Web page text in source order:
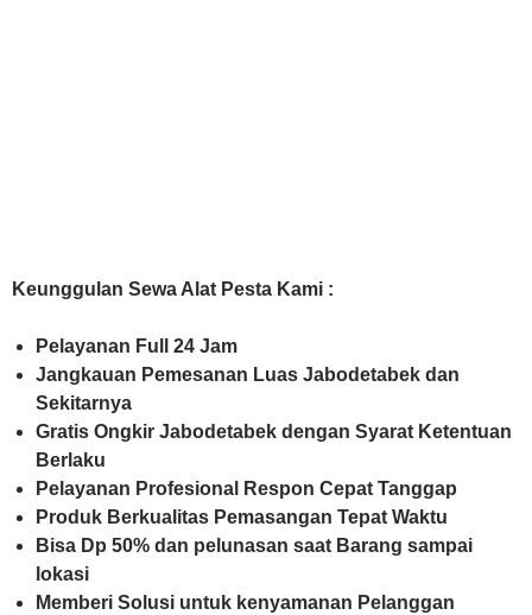
Keunggulan Sewa Alat Pesta Kami :
Pelayanan Full 24 Jam
Jangkauan Pemesanan Luas Jabodetabek dan
Sekitarnya
Gratis Ongkir Jabodetabek dengan Syarat Ketentuan
Berlaku
Pelayanan Profesional Respon Cepat Tanggap
Produk Berkualitas Pemasangan Tepat Waktu
Bisa Dp 50% dan pelunasan saat Barang sampai
lokasi
Memberi Solusi untuk kenyamanan Pelanggan